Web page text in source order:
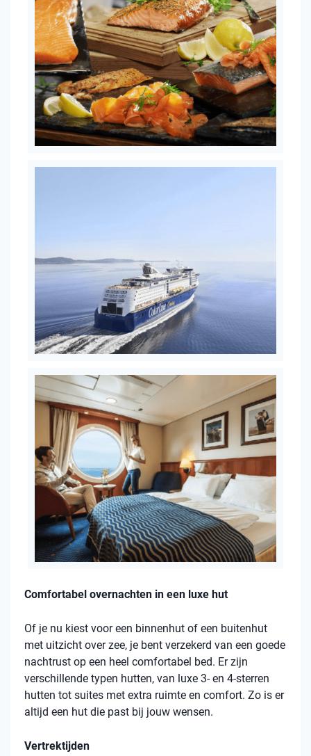
Comfortabel overnachten in een luxe hut
Of je nu kiest voor een binnenhut of een buitenhut
met uitzicht over zee, je bent verzekerd van een goede
nachtrust op een heel comfortabel bed. Er zijn
verschillende typen hutten, van luxe 3- en 4-sterren
hutten tot suites met extra ruimte en comfort. Zo is er
altijd een hut die past bij jouw wensen.
Vertrektijden